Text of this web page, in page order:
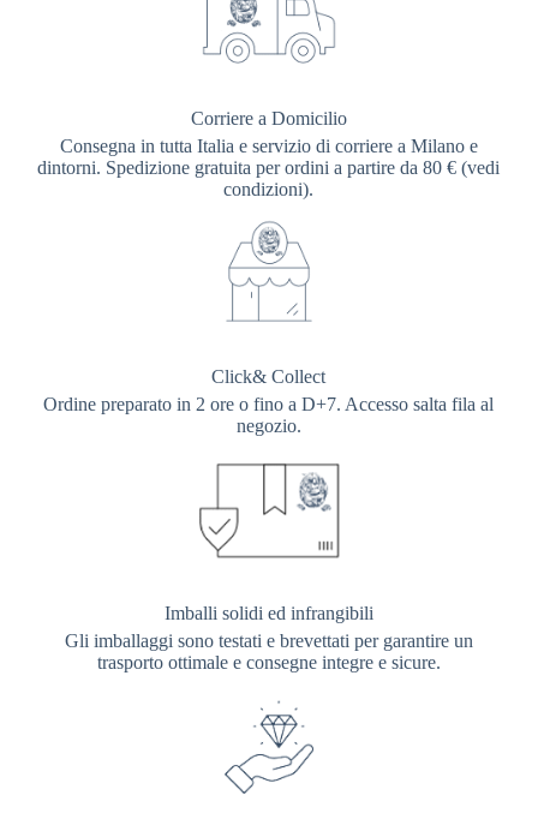
Corriere a Domicilio
Consegna in tutta Italia e servizio di corriere a Milano e
dintorni. Spedizione gratuita per ordini a partire da 80 € (vedi
condizioni).
Click& Collect
Ordine preparato in 2 ore o fino a D+7. Accesso salta fila al
negozio.
Imballi solidi ed infrangibili
Gli imballaggi sono testati e brevettati per garantire un
trasporto ottimale e consegne integre e sicure.